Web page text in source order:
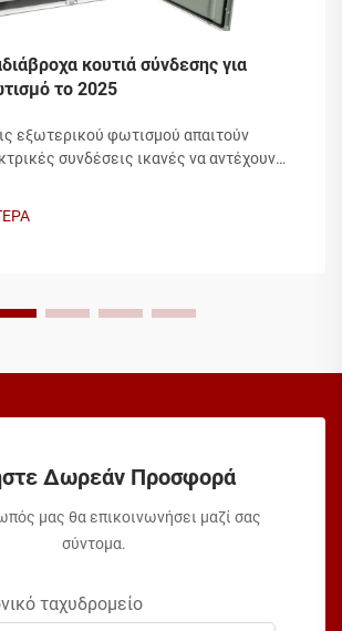
κουτιά σύνδεσης για
το 2025
εξωτερικού φωτισμού απαιτούν
συνδέσεις ικανές να αντέχουν
Δωρεάν Προσφορά
μας θα επικοινωνήσει μαζί σας
σύντομα.
ταχυδρομείο